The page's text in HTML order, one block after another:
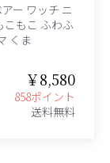
ー ワッチ ニ
こもこ ふわふ
くま
￥8,580
858ポイント
送料無料